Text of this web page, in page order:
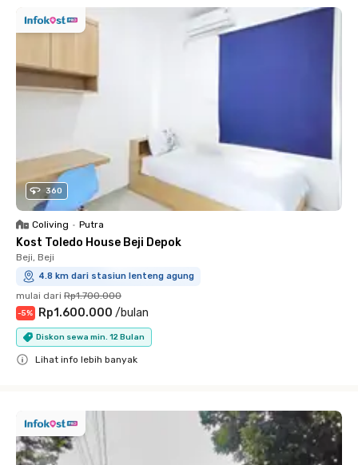
360
Coliving • Putra
Kost Toledo House Beji Depok
Beji, Beji
4.8 km dari stasiun lenteng agung
mulai dari Rp1.700.000
-5% Rp1.600.000 /bulan
Diskon sewa min. 12 Bulan
Lihat info lebih banyak